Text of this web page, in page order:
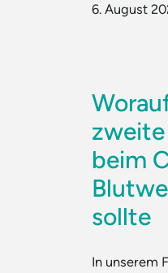
6. August
beim
sollte
In unserem